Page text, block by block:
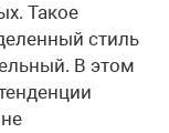
Такое
стиль
В этом